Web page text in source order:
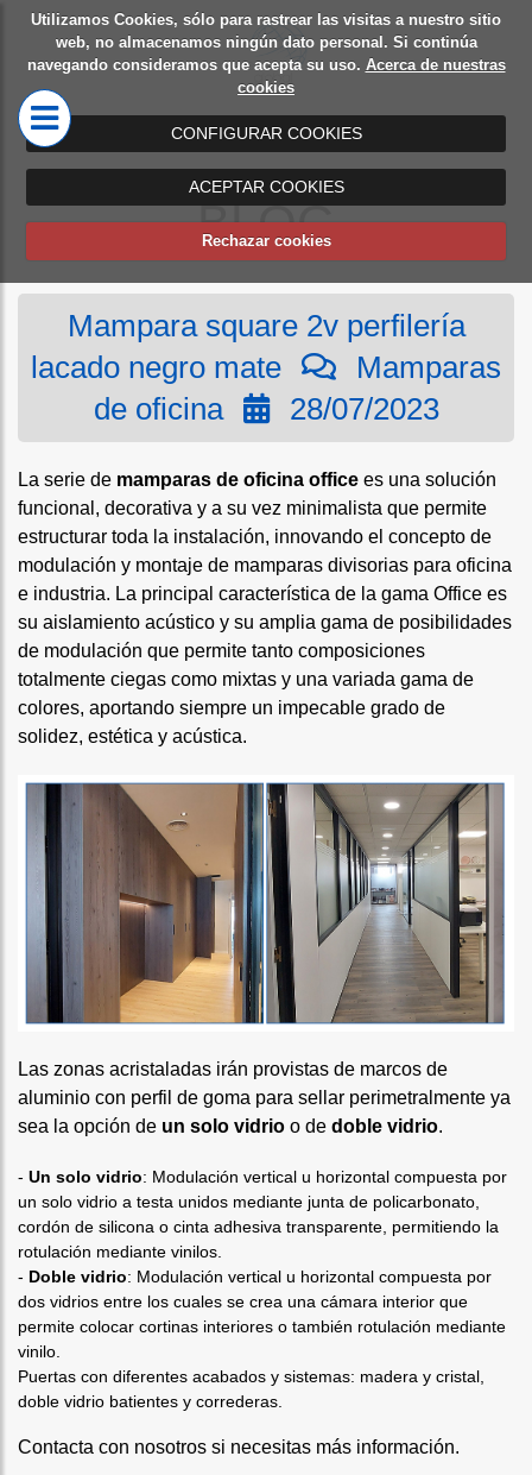
Utilizamos Cookies, sólo para rastrear las visitas a nuestro sitio
web, no almacenamos ningún dato personal. Si continúa
navegando consideramos que acepta su uso. Acerca de nuestras
cookies
CONFIGURAR COOKIES
ACEPTAR COOKIES
Rechazar cookies
Diseño
de
oficinas
Mamparas
de oficina
BLOG
Mampara square 2v perfilería
lacado negro mate
Mamparas
de oficina
28/07/2023
La serie de mamparas de oficina office es una solución
funcional, decorativa y a su vez minimalista que permite
estructurar toda la instalación, innovando el concepto de
modulación y montaje de mamparas divisorias para oficina
e industria. La principal característica de la gama Office es
su aislamiento acústico y su amplia gama de posibilidades
de modulación que permite tanto composiciones
totalmente ciegas como mixtas y una variada gama de
colores, aportando siempre un impecable grado de
solidez, estética y acústica.
Las zonas acristaladas irán provistas de marcos de
aluminio con perfil de goma para sellar perimetralmente ya
sea la opción de un solo vidrio o de doble vidrio.
- Un solo vidrio: Modulación vertical u horizontal compuesta por
un solo vidrio a testa unidos mediante junta de policarbonato,
cordón de silicona o cinta adhesiva transparente, permitiendo la
rotulación mediante vinilos.
- Doble vidrio: Modulación vertical u horizontal compuesta por
dos vidrios entre los cuales se crea una cámara interior que
permite colocar cortinas interiores o también rotulación mediante
vinilo.
Puertas con diferentes acabados y sistemas: madera y cristal,
doble vidrio batientes y correderas.
Contacta con nosotros si necesitas más información.